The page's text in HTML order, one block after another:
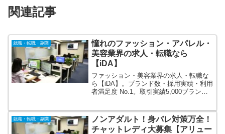
関連記事
就職・転職・副業
憧れのファッション・アパレル・
美容業界の求人・転職なら
【iDA】
ファッション・美容業界の求人・転職な
ら【iDA】。ブランド数・採用実績・利用
者満足度 No.1。取引実績5,000ブラン
サルタントが内定率アップを実現。面接
前後のサポートも充実。
就職・転職・副業
ノンアダルト！身バレ対策万全！
チャットレディ大募集【アリュー